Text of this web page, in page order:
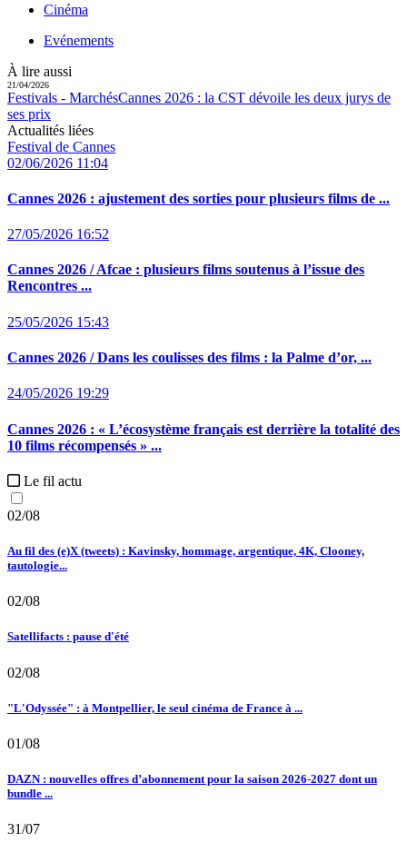
Cinéma
Evénements
À lire aussi
21/04/2026
Festivals - MarchésCannes 2026 : la CST dévoile les deux jurys de
ses prix
Actualités liées
Festival de Cannes
02/06/2026 11:04
Cannes 2026 : ajustement des sorties pour plusieurs films de ...
27/05/2026 16:52
Cannes 2026 / Afcae : plusieurs films soutenus à l’issue des
Rencontres ...
25/05/2026 15:43
Cannes 2026 / Dans les coulisses des films : la Palme d’or, ...
24/05/2026 19:29
Cannes 2026 : « L’écosystème français est derrière la totalité des
10 films récompensés » ...
Le fil actu
02/08
Au fil des (e)X (tweets) : Kavinsky, hommage, argentique, 4K, Clooney,
tautologie...
02/08
Satellifacts : pause d'été
02/08
"L'Odyssée" : à Montpellier, le seul cinéma de France à ...
01/08
DAZN : nouvelles offres d’abonnement pour la saison 2026-2027 dont un
bundle ...
31/07